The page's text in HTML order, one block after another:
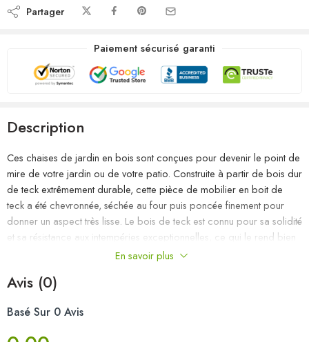
Partager
Paiement sécurisé garanti
Description
Ces chaises de jardin en bois sont conçues pour devenir le point de
mire de votre jardin ou de votre patio. Construite à partir de bois dur
de teck extrêmement durable, cette pièce de mobilier en boit de
teck a été chevronnée, séchée au four puis poncée finement pour
donner un aspect très lisse. Le bois de teck est connu pour sa solidité
et sa résistance aux intempéries exceptionnelles, ce qui le rend bien
plus adapté aux meubles de jardin que tout autre type de bois. Le
de jardin durable. Le cadre en acier inoxydable de haute qualité les
coussin inclus est plus qu’un supplément pratique ; il a une fonction
En savoir plus
Avis (0)
Basé Sur 0 Avis